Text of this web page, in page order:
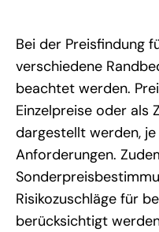
Bei der Preisfindung
verschiedene
beachtet werden.
Einzelpreise oder als
dargestellt werden,
Anforderungen.
Risikozuschläge für
berücksichtigt